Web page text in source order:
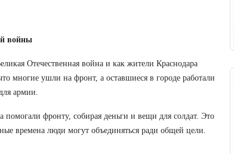
войны
Отечественная война и как жители Краснодара
многие ушли на фронт, а оставшиеся в городе работали
армии.
фронту, собирая деньги и вещи для солдат. Это
времена люди могут объединяться ради общей цели.